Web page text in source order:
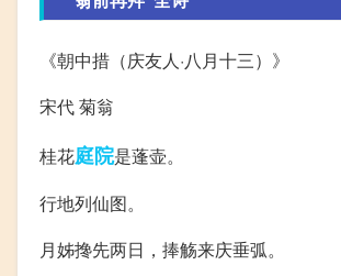
《朝中措（庆友人·八月十三）》
宋代 菊翁
桂花庭院是蓬壶。
行地列仙图。
月姊搀先两日，捧觞来庆垂弧。